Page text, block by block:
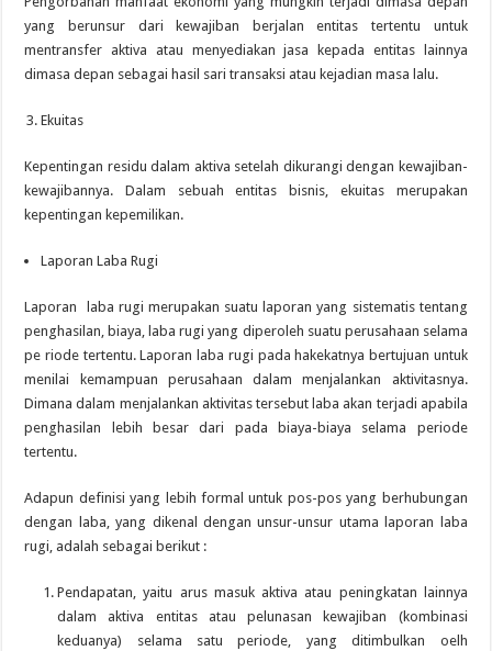
yang berunsur dari kewajiban berjalan entitas tertentu untuk
mentransfer aktiva atau menyediakan jasa kepada entitas lainnya
dimasa depan sebagai hasil sari transaksi atau kejadian masa lalu.
Ekuitas
Kepentingan residu dalam aktiva setelah dikurangi dengan kewajiban-
kewajibannya. Dalam sebuah entitas bisnis, ekuitas merupakan
kepentingan kepemilikan.
Laporan Laba Rugi
Laporan laba rugi merupakan suatu laporan yang sistematis tentang
penghasilan, biaya, laba rugi yang diperoleh suatu perusahaan selama
pe riode tertentu. Laporan laba rugi pada hakekatnya bertujuan untuk
menilai kemampuan perusahaan dalam menjalankan aktivitasnya.
Dimana dalam menjalankan aktivitas tersebut laba akan terjadi apabila
penghasilan lebih besar dari pada biaya-biaya selama periode
tertentu.
Adapun definisi yang lebih formal untuk pos-pos yang berhubungan
dengan laba, yang dikenal dengan unsur-unsur utama laporan laba
rugi, adalah sebagai berikut :
Pendapatan, yaitu arus masuk aktiva atau peningkatan lainnya
dalam aktiva entitas atau pelunasan kewajiban (kombinasi
keduanya) selama satu periode, yang ditimbulkan oelh